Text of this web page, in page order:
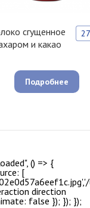
сгущенное
и какао
Подробнее
() => {
[
direction
false }); }); });